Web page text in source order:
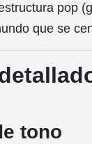
pop
que se
tono